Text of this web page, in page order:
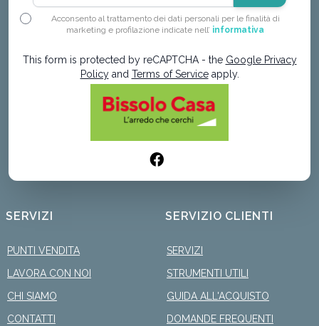
SERVIZI
PUNTI VENDITA
LAVORA CON NOI
CHI SIAMO
CONTATTI
SERVIZIO CLIENTI
SERVIZI
STRUMENTI UTILI
GUIDA ALL'ACQUISTO
DOMANDE FREQUENTI
Acconsento al trattamento dei dati personali per le finalità di
marketing e profilazione indicate nell’ informativa
This form is protected by reCAPTCHA - the Google Privacy
Policyand Terms of Serviceapply.